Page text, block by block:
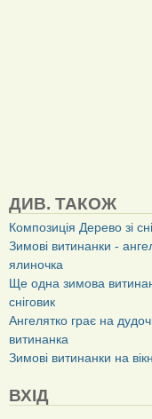
ДИВ. ТАКОЖ
Композиція Дерево зі
Зимові витинанки -
ялиночка
Ще одна зимова
сніговик
Ангелятко грає на
витинанка
Зимові витинанки на
ВХІД